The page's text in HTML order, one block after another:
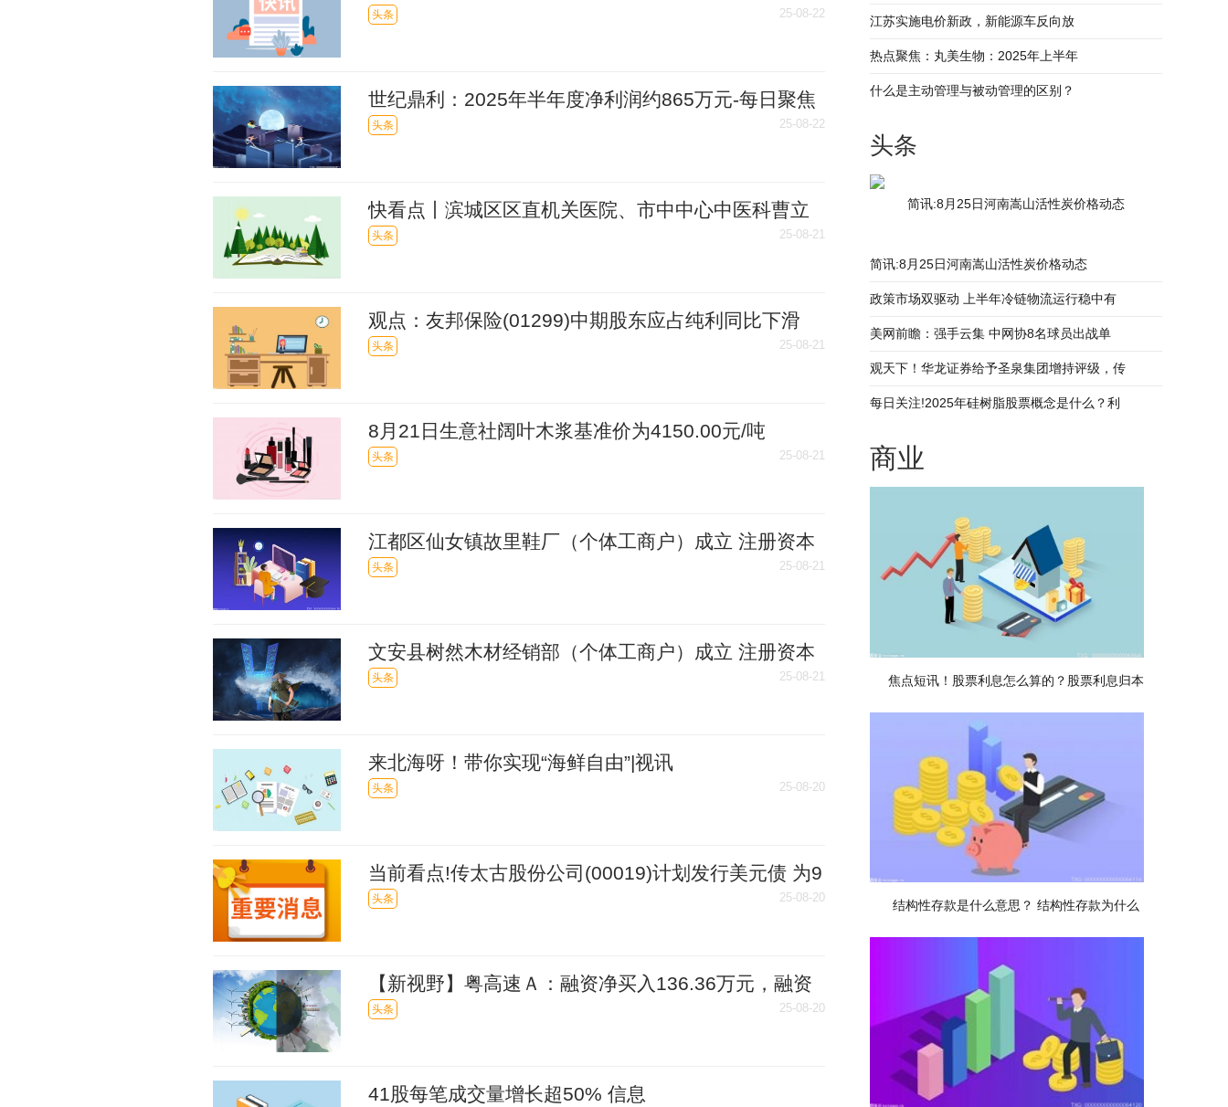
闻
头条 25-08-22
世纪鼎利：2025年半年度净利润约865万元-每日聚焦
头条 25-08-22
快看点丨滨城区区直机关医院、市中中心中医科曹立
明再获患者赞誉
头条 25-08-21
观点：友邦保险(01299)中期股东应占纯利同比下滑
23.54% 拟派中期股息每股49港仙
头条 25-08-21
8月21日生意社阔叶木浆基准价为4150.00元/吨
头条 25-08-21
江都区仙女镇故里鞋厂（个体工商户）成立 注册资本
3万人民币
头条 25-08-21
文安县树然木材经销部（个体工商户）成立 注册资本
5万人民币
头条 25-08-21
来北海呀！带你实现“海鲜自由”|视讯
头条 25-08-20
当前看点!传太古股份公司(00019)计划发行美元债 为9
月到期5亿美元债券进行再融资
头条 25-08-20
【新视野】粤高速Ａ：融资净买入136.36万元，融资
余额5046.2万元（08-19）
头条 25-08-20
41股每笔成交量增长超50% 信息
江苏实施电价新政，新能源车反向放
热点聚焦：丸美生物：2025年上半年
什么是主动管理与被动管理的区别？
头条
简讯:8月25日河南嵩山活性炭价格动态
简讯:8月25日河南嵩山活性炭价格动态
政策市场双驱动 上半年冷链物流运行稳中有
美网前瞻：强手云集 中网协8名球员出战单
观天下！华龙证券给予圣泉集团增持评级，传
每日关注!2025年硅树脂股票概念是什么？利
商业
焦点短讯！股票利息怎么算的？股票利息归本
结构性存款是什么意思？ 结构性存款为什么